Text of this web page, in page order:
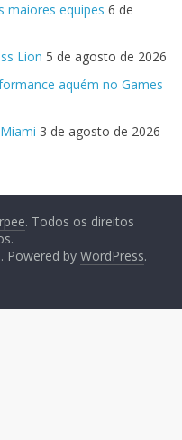
maiores equipes 6 de
Lion 5 de agosto de 2026
aquém no Games
3 de agosto de 2026
. Todos os direitos
Powered byWordPress.